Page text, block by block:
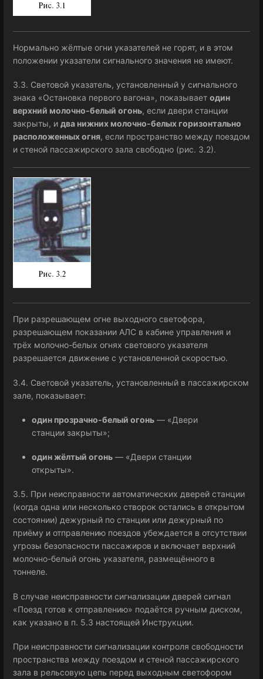
Нормально жёлтые огни указателей не горят, и в этом
положении указатели сигнального значения не имеют.
3.3. Световой указатель, установленный у сигнального
знака «Остановка первого вагона», показывает один
верхний молочно-белый огонь, если двери станции
закрыты, и два нижних молочно-белых горизонтально
расположенных огня, если пространство между поездом
и стеной пассажирского зала свободно (рис. 3.2).
При разрешающем огне выходного светофора,
разрешающем показании АЛС в кабине управления и
трёх молочно-белых огнях светового указателя
разрешается движение с установленной скоростью.
3.4. Световой указатель, установленный в пассажирском
зале, показывает:
один прозрачно-белый огонь — «Двери
станции закрыты»;
один жёлтый огонь — «Двери станции
открыты».
3.5. При неисправности автоматических дверей станции
(когда одна или несколько створок остались в открытом
состоянии) дежурный по станции или дежурный по
приёму и отправлению поездов убеждается в отсутствии
угрозы безопасности пассажиров и включает верхний
молочно-белый огонь указателя, размещённого в
тоннеле.
В случае неисправности сигнализации дверей сигнал
«Поезд готов к отправлению» подаётся ручным диском,
как указано в п. 5.3 настоящей Инструкции.
При неисправности сигнализации контроля свободности
пространства между поездом и стеной пассажирского
зала в рельсовую цепь перед выходным светофором